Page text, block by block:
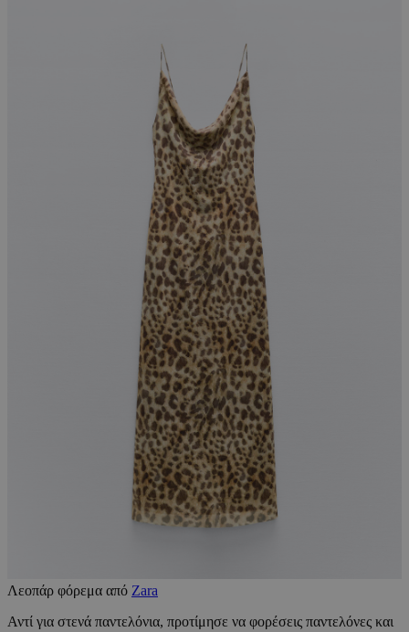
Λεοπάρ φόρεμα από Zara
Αντί για στενά παντελόνια, προτίμησε να φορέσεις παντελόνες και